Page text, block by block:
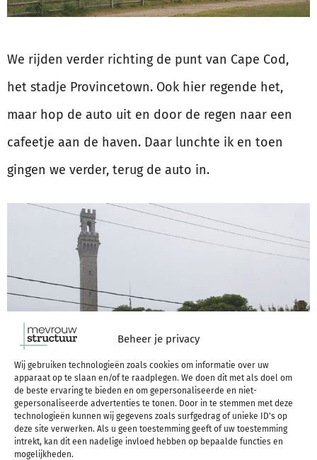
Beheer je privacy
Wij gebruiken technologieën zoals cookies om informatie over uw
apparaat op te slaan en/of te raadplegen. We doen dit met als doel om
de beste ervaring te bieden en om gepersonaliseerde en niet-
gepersonaliseerde advertenties te tonen. Door in te stemmen met deze
technologieën kunnen wij gegevens zoals surfgedrag of unieke ID's op
deze site verwerken. Als u geen toestemming geeft of uw toestemming
intrekt, kan dit een nadelige invloed hebben op bepaalde functies en
mogelijkheden.
We rijden verder richting de punt van Cape Cod,
het stadje Provincetown. Ook hier regende het,
maar hop de auto uit en door de regen naar een
cafeetje aan de haven. Daar lunchte ik en toen
gingen we verder, terug de auto in.
Toren in Provincetown
Ik had ergens gehoord dat Provincetown een